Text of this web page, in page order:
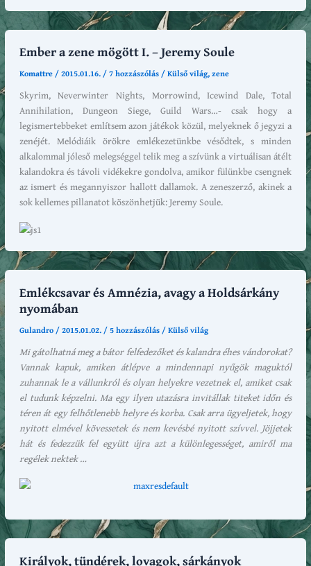
Ember a zene mögött I. – Jeremy Soule
Komattre/2015.01.16./7 hozzászólás/Külső világ,zene
Skyrim, Neverwinter Nights, Morrowind, Icewind Dale, Total
Annihilation, Dungeon Siege, Guild Wars…- csak hogy a
legismertebbeket említsem azon játékok közül, melyeknek ő jegyzi a
zenéjét. Melódiáik örökre emlékezetünkbe vésődtek, s minden
alkalommal jóleső melegséggel telik meg a szívünk a virtuálisan átélt
kalandokra és távoli vidékekre gondolva, amikor fülünkbe csengnek
az ismert és megannyiszor hallott dallamok. A zeneszerző, akinek a
sok kellemes pillanatot köszönhetjük: Jeremy Soule.
Emlékcsavar és Amnézia, avagy a Holdsárkány
nyomában
Gulandro /2015.01.02. /5 hozzászólás /Külső világ
Mi gátolhatná meg a bátor felfedezőket és kalandra éhes vándorokat?
Vannak kapuk, amiken átlépve a mindennapi nyűgök maguktól
zuhannak le a vállunkról és olyan helyekre vezetnek el, amiket csak
el tudunk képzelni. Ma egy ilyen utazásra invitállak titeket időn és
téren át egy felhőtlenebb helyre és korba. Csak arra ügyeljetek, hogy
nyitott elmével kövessetek és nem kevésbé nyitott szívvel. Jöjjetek
hát és fedezzük fel együtt újra azt a különlegességet, amiről ma
regélek nektek …
Királyok, tündérek, lovagok, sárkányok